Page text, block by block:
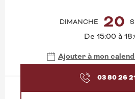
OUVERTURE
DIMANCHE 20
De 15:00 à
Ajouter à mon
03 80 26